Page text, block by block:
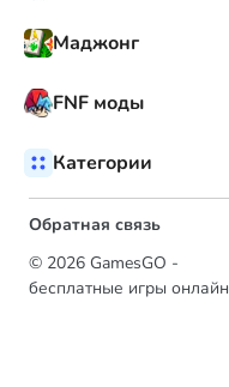
Маджонг
FNF моды
Категории
Обратная связь
© 2026 GamesGO -
бесплатные игры онлайн